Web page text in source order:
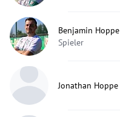
Benjamin Hoppe
Spieler
Jonathan Hoppe